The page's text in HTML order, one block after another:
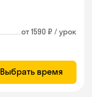
от 1590 ₽ / урок
Выбрать время